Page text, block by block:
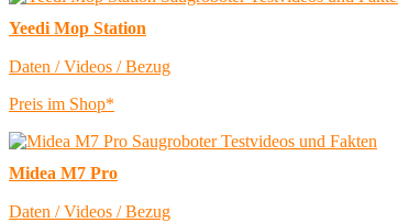
Yeedi Mop Station
Daten / Videos / Bezug
Preis im Shop*
Midea M7 Pro
Daten / Videos / Bezug